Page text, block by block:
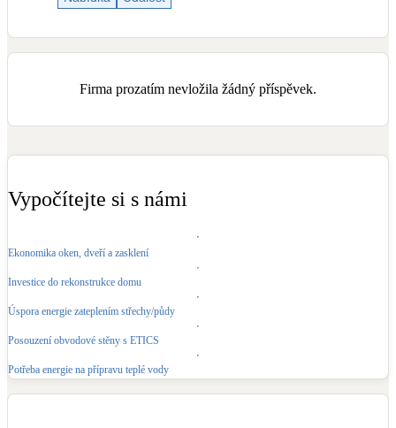
Balkonové sestavy
Bateriové úložiště
Novostavby
Stínicí technika
Žaluzie, markýzy, pergoly
Firma prozatím nevložila žádný příspěvek.
Vypočítejte si s námi
Ekonomika oken, dveří a zasklení
Investice do rekonstrukce domu
Úspora energie zateplením střechy/půdy
Posouzení obvodové stěny s ETICS
Potřeba energie na přípravu teplé vody